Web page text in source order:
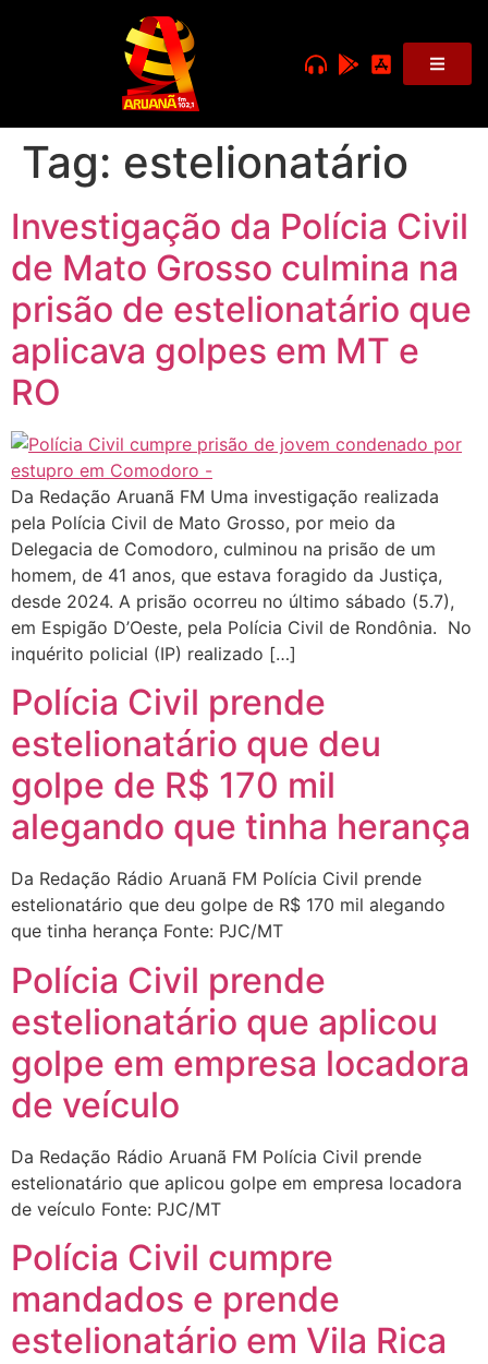
Tag: estelionatário
Investigação da Polícia Civil
de Mato Grosso culmina na
prisão de estelionatário que
aplicava golpes em MT e
RO
Da Redação Aruanã FM Uma investigação realizada
pela Polícia Civil de Mato Grosso, por meio da
Delegacia de Comodoro, culminou na prisão de um
homem, de 41 anos, que estava foragido da Justiça,
desde 2024. A prisão ocorreu no último sábado (5.7),
em Espigão D’Oeste, pela Polícia Civil de Rondônia. No
inquérito policial (IP) realizado […]
Polícia Civil prende
estelionatário que deu
golpe de R$ 170 mil
alegando que tinha herança
Da Redação Rádio Aruanã FM Polícia Civil prende
estelionatário que deu golpe de R$ 170 mil alegando
que tinha herança Fonte: PJC/MT
Polícia Civil prende
estelionatário que aplicou
golpe em empresa locadora
de veículo
Da Redação Rádio Aruanã FM Polícia Civil prende
estelionatário que aplicou golpe em empresa locadora
de veículo Fonte: PJC/MT
Polícia Civil cumpre
mandados e prende
estelionatário em Vila Rica